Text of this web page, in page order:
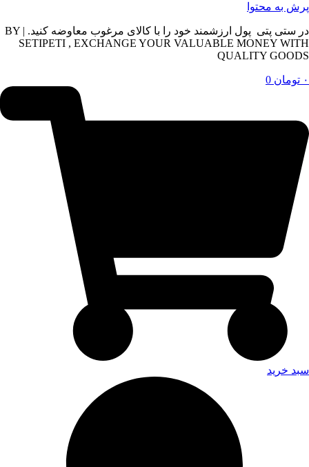
پرش به محتوا
در ستی پتی پول ارزشمند خود را با کالای مرغوب معاوضه کنید. | BY
SETIPETI , EXCHANGE YOUR VALUABLE MONEY WITH
QUALITY GOODS
۰ تومان 0
سبد خرید